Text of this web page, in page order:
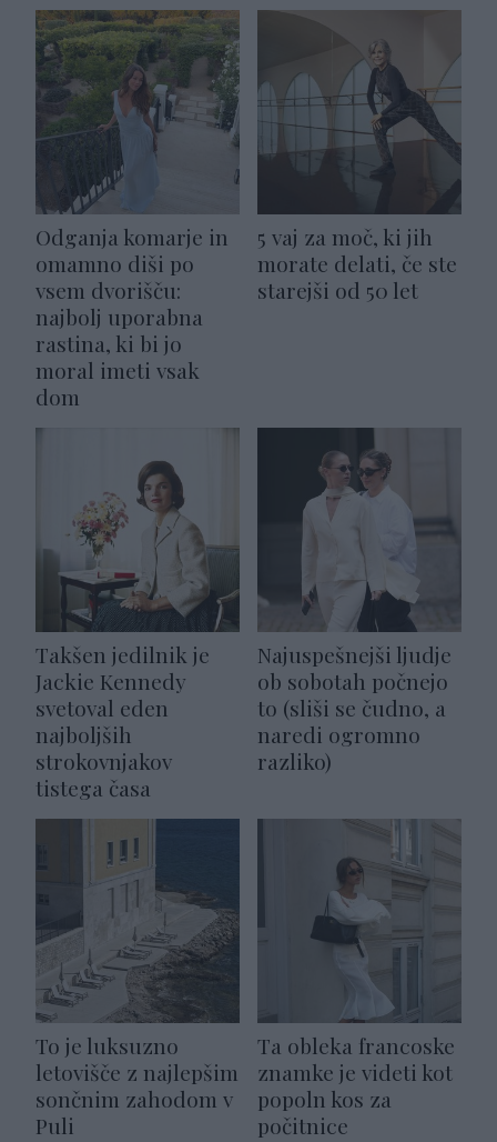
Odganja komarje in
omamno diši po
vsem dvorišču:
najbolj uporabna
rastina, ki bi jo
moral imeti vsak
dom
5 vaj za moč, ki jih
morate delati, če ste
starejši od 50 let
Takšen jedilnik je
Jackie Kennedy
svetoval eden
najboljših
strokovnjakov
tistega časa
Najuspešnejši ljudje
ob sobotah počnejo
to (sliši se čudno, a
naredi ogromno
razliko)
To je luksuzno
letovišče z najlepšim
sončnim zahodom v
Puli
Ta obleka francoske
znamke je videti kot
popoln kos za
počitnice